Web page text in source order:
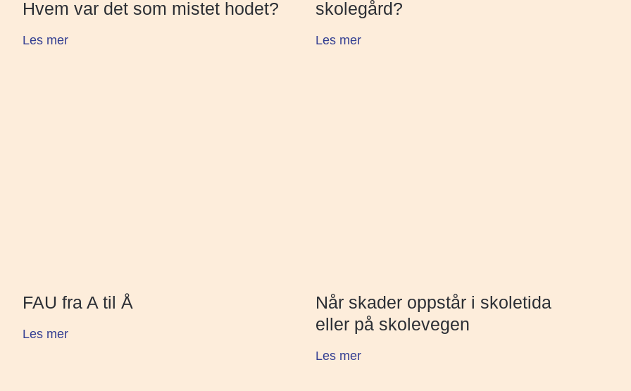
Hvem var det som mistet hodet?
Les mer
skolegård?
Les mer
FAU fra A til Å
Les mer
Når skader oppstår i skoletida
eller på skolevegen
Les mer